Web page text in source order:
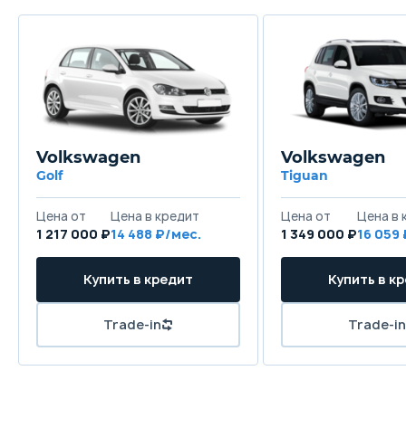
Volkswagen
Golf
Цена от
1 217 000 ₽
Цена в кредит
14 488 ₽/мес.
Купить в кредит
Trade-in
Volkswagen
Tiguan
Цена от
1 349 000 ₽
Цена в
16
Купить в
Trade-in